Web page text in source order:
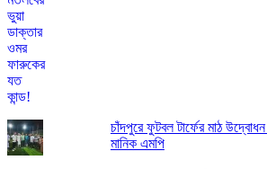
চাঁদপুরে ফুটবল টার্ফের মাঠ
মানিক এমপি